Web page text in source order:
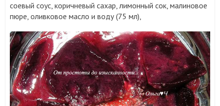
соевый соус, коричневый сахар, лимонный сок, малиновое
пюре, оливковое масло и воду (75 мл),